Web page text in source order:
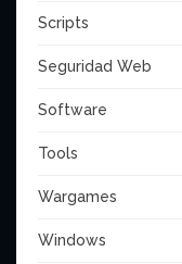
Scripts
Seguridad Web
Software
Tools
Wargames
Windows